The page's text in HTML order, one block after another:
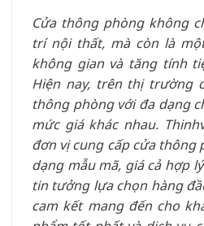
Cửa thông phòng không
trí nội thất, mà còn là
không gian và tăng tính
Hiện nay, trên thị trường
thông phòng với đa dạng
mức giá khác nhau.
đơn vị cung cấp cửa thông
dạng mẫu mã, giá cả hợp
tin tưởng lựa chọn hàng
cam kết mang đến cho